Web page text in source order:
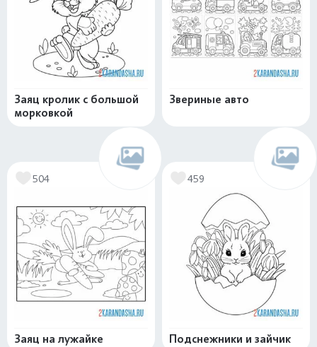
Заяц кролик с большой
морковкой
Звериные авто
504
Заяц на лужайке
459
Подснежники и зайчик